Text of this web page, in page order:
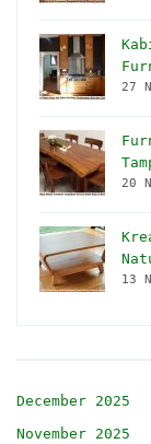
27
20
13
December 2025
November 2025